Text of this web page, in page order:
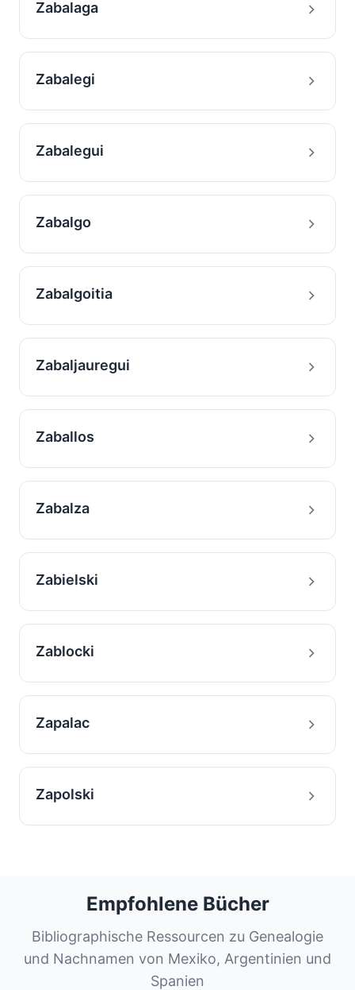
Zabalaga
Zabalegi
Zabalegui
Zabalgo
Zabalgoitia
Zabaljauregui
Zaballos
Zabalza
Zabielski
Zablocki
Zapalac
Zapolski
Empfohlene Bücher
Bibliographische Ressourcen zu Genealogie
und Nachnamen von Mexiko, Argentinien und
Spanien